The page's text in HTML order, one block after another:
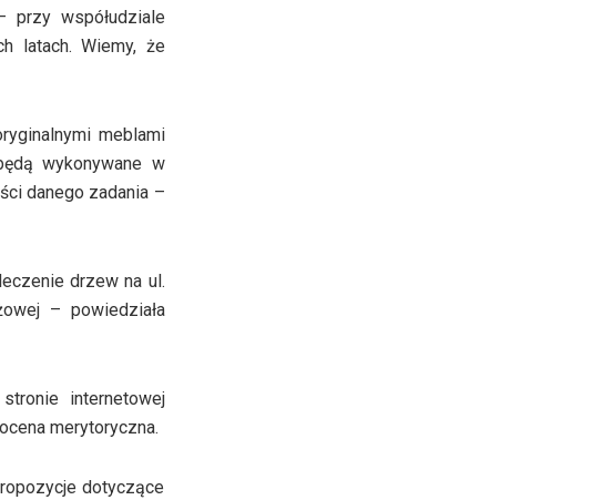
współudziale
latach. Wiemy, że
meblami
wykonywane w
danego zadania –
drzew na ul.
– powiedziała
internetowej
merytoryczna.
dotyczące